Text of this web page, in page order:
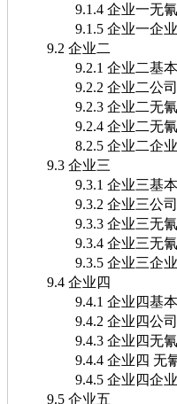
9.1.4 企业一无氰提
9.1.5 企业一企业
9.2 企业二
9.2.1 企业二基本信
9.2.2 企业二公司
9.2.3 企业二无氰
9.2.4 企业二无氰提
8.2.5 企业二企业
9.3 企业三
9.3.1 企业三基本信
9.3.2 企业三公司
9.3.3 企业三无氰
9.3.4 企业三无氰提
9.3.5 企业三企业
9.4 企业四
9.4.1 企业四基本信
9.4.2 企业四公司
9.4.3 企业四无氰
9.4.4 企业四 无氰提
9.4.5 企业四企业
9.5 企业五